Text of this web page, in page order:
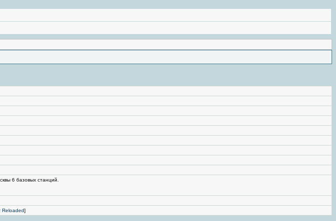
6 базовых станций.
Reloaded]